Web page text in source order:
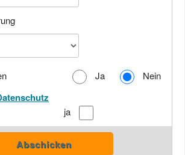
Ja Nein
ja